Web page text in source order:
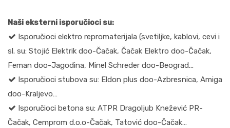
Naši eksterni isporučioci su:
Isporučioci elektro repromaterijala (svetiljke, kablovi, cevi i
sl. su: Stojić Elektrik doo-Čačak, Čačak Elektro doo-Čačak,
Feman doo-Jagodina, Minel Schreder doo-Beograd...
Isporučioci stubova su: Eldon plus doo-Azbresnica, Amiga
doo-Kraljevo…
Isporučioci betona su: ATPR Dragoljub Knežević PR-
Čačak, Cemprom d.o.o-Čačak, Tatović doo-Čačak…